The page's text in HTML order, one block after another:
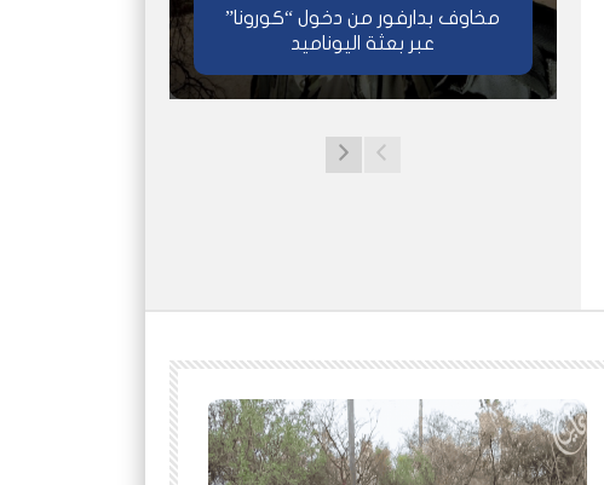
مخاوف بدارفور من دخول “كورونا”
عبر بعثة اليوناميد